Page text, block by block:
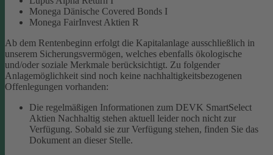
Monega Dänische Covered Bonds I
Monega FairInvest Aktien R
Ab dem Rentenbeginn erfolgt die Kapitalanlage ausschließlich in
unserem Sicherungsvermögen, welches ebenfalls ökologische
und/oder soziale Merkmale berücksichtigt. Zu folgender
Anlagemöglichkeit sind noch keine nachhaltigkeitsbezogenen
Offenlegungen vorhanden:
Die regelmäßigen Informationen zum DEVK SmartSelect
Aktien Nachhaltig stehen aktuell leider noch nicht zur
Verfügung. Sobald sie zur Verfügung stehen, finden Sie das
Dokument an dieser Stelle.